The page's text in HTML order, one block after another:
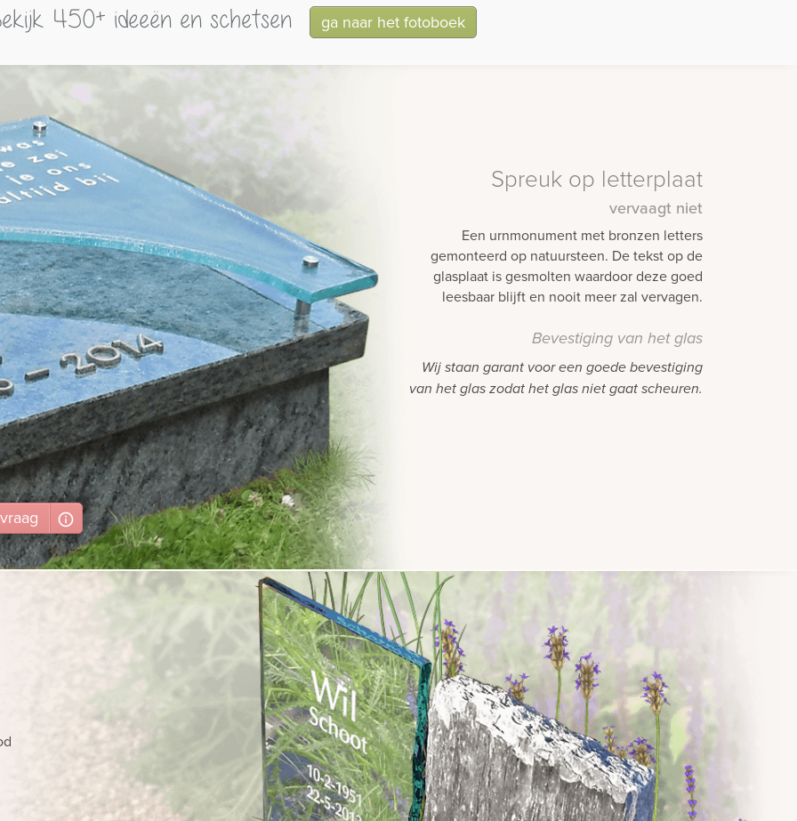
450+ ideeën en schetsen ga naar het fotoboek
Spreuk op letterplaat
vervaagt niet
Een urnmonument met bronzen letters
gemonteerd op natuursteen. De tekst op de
glasplaat is gesmolten waardoor deze goed
leesbaar blijft en nooit meer zal vervagen.
Bevestiging van het glas
Wij staan garant voor een goede bevestiging
van het glas zodat het glas niet gaat scheuren.